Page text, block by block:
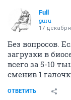
Full
guru
17
Без вопросов.
загрузки в
всего за 5-10
сменив 1
ОТВЕТИТЬ